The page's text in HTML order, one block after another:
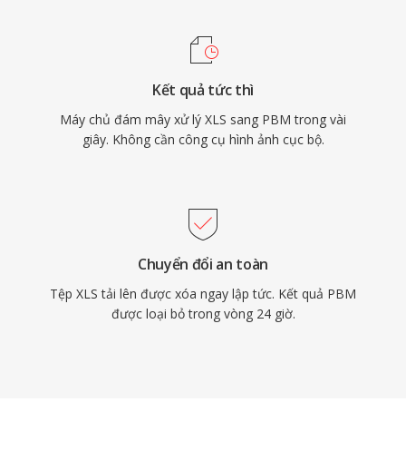
Kết quả tức thì
Máy chủ đám mây xử lý XLS sang PBM trong vài
giây. Không cần công cụ hình ảnh cục bộ.
Chuyển đổi an toàn
Tệp XLS tải lên được xóa ngay lập tức. Kết quả PBM
được loại bỏ trong vòng 24 giờ.